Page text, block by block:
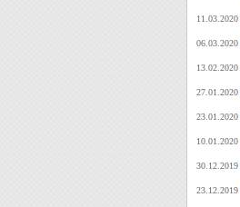
11.03.2020
06.03.2020
13.02.2020
27.01.2020
23.01.2020
10.01.2020
30.12.2019
23.12.2019